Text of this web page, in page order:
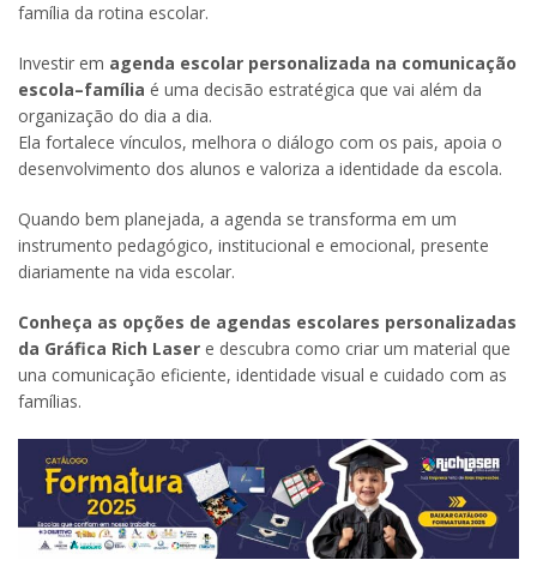
família da rotina escolar.
Investir em agenda escolar personalizada na comunicação
escola–família é uma decisão estratégica que vai além da
organização do dia a dia.
Ela fortalece vínculos, melhora o diálogo com os pais, apoia o
desenvolvimento dos alunos e valoriza a identidade da escola.
Quando bem planejada, a agenda se transforma em um
instrumento pedagógico, institucional e emocional, presente
diariamente na vida escolar.
Conheça as opções de agendas escolares personalizadas
da Gráfica Rich Laser e descubra como criar um material que
una comunicação eficiente, identidade visual e cuidado com as
famílias.